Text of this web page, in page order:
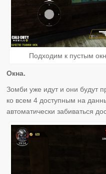
Подходим к пустым
Окна.
Зомби уже идут и они будут
ко всем 4 доступным на
автоматически забиваться